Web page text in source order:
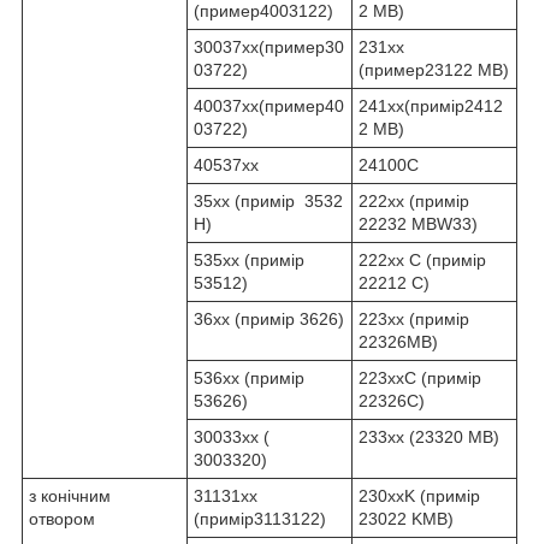
(пример4003122)
2 MB)
30037хх(пример30
03722)
231хх
(пример23122 MB)
40037хх(пример40
03722)
241хх(примір2412
2 MB)
40537хх
24100C
35хх (примір 3532
Н)
222хх (примір
22232 MBW33)
535xx (примір
53512)
222xx C (примір
22212 C)
36xx (примір 3626)
223xx (примір
22326MB)
536xx (примір
53626)
223xxC (примір
22326C)
30033xx (
3003320)
233xx (23320 MB)
з конічним
отвором
31131xx
(примір3113122)
230xxK (примір
23022 KMB)